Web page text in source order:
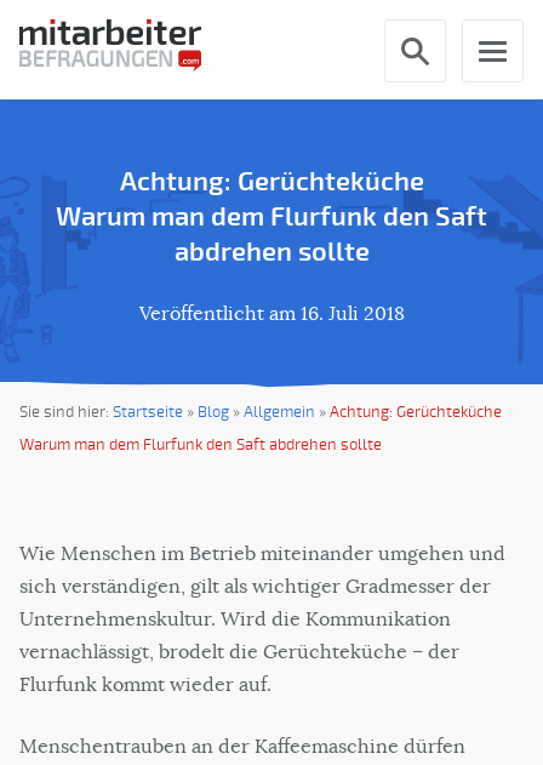
Achtung: Gerüchteküche
Warum man dem Flurfunk den Saft
abdrehen sollte
Veröffentlicht am 16. Juli 2018
Sie sind hier: Startseite » Blog »Allgemein »Achtung: Gerüchteküche
Warum man dem Flurfunk den Saft abdrehen sollte
Wie Menschen im Betrieb miteinander umgehen und
sich verständigen, gilt als wichtiger Gradmesser der
Unternehmenskultur. Wird die Kommunikation
vernachlässigt, brodelt die Gerüchteküche – der
Flurfunk kommt wieder auf.
Menschentrauben an der Kaffeemaschine dürfen